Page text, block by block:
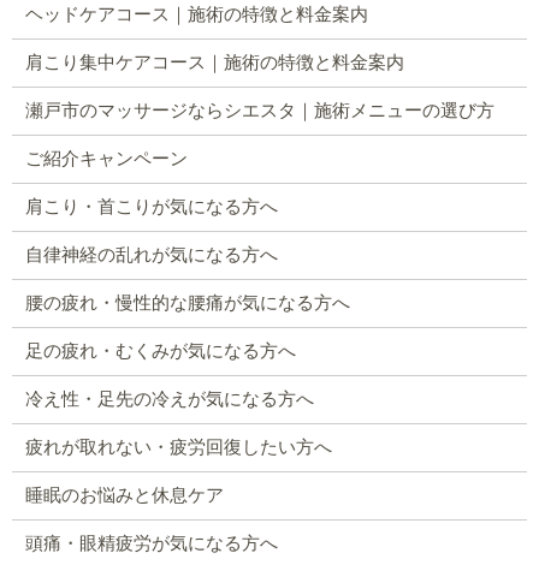
ヘッドケアコース｜施術の特徴と料金案内
肩こり集中ケアコース｜施術の特徴と料金案内
瀬戸市のマッサージならシエスタ｜施術メニューの選び方
ご紹介キャンペーン
肩こり・首こりが気になる方へ
自律神経の乱れが気になる方へ
腰の疲れ・慢性的な腰痛が気になる方へ
足の疲れ・むくみが気になる方へ
冷え性・足先の冷えが気になる方へ
疲れが取れない・疲労回復したい方へ
睡眠のお悩みと休息ケア
頭痛・眼精疲労が気になる方へ